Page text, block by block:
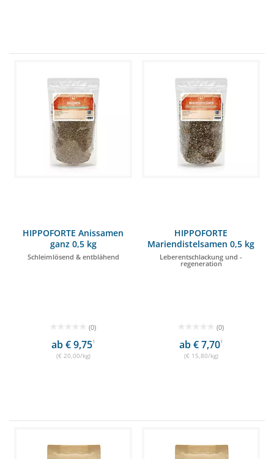
HIPPOFORTE Anissamen
ganz 0,5 kg
Schleimlösend & entblähend
(0)
ab € 9,751
(€ 20,00/kg)
HIPPOFORTE
Mariendistelsamen 0,5 kg
Leberentschlackung und -
regeneration
(0)
ab € 7,701
(€ 15,80/kg)